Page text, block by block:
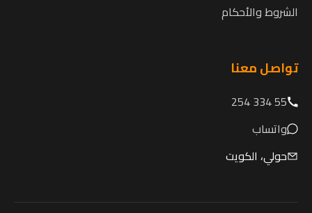
الشروط والأحكام
تواصل معنا
55 334 254
واتساب
حولي، الكويت